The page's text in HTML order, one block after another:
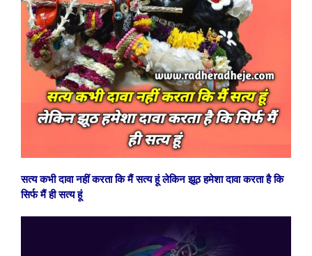
सत्य कभी दावा नहीं करता कि मैं सत्य हूं लेकिन झूठ हमेशा दावा करता है कि
सिर्फ मैं ही सत्य हूं